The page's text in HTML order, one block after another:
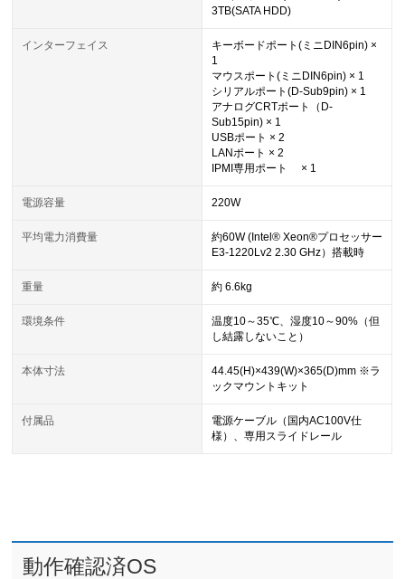
3TB(SATA HDD)
インターフェイス
キーボードポート(ミニDIN6pin) ×
1
マウスポート(ミニDIN6pin) × 1
シリアルポート(D-Sub9pin) × 1
アナログCRTポート（D-
Sub15pin) × 1
USBポート × 2
LANポート × 2
IPMI専用ポート × 1
電源容量 220W
平均電力消費量
約60W (Intel® Xeon®プロセッサー
E3-1220Lv2 2.30 GHz）搭載時
重量 約 6.6kg
環境条件
温度10～35℃、湿度10～90%（但
し結露しないこと）
本体寸法
44.45(H)×439(W)×365(D)mm ※ラ
ックマウントキット
付属品
電源ケーブル（国内AC100V仕
様）、専用スライドレール
動作確認済OS